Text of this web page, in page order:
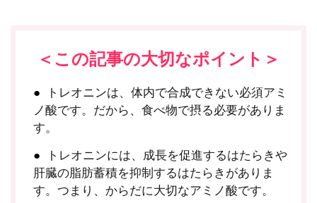
＜この記事の大切なポイント＞
トレオニンは、体内で合成できない必須アミ
ノ酸です。だから、食べ物で摂る必要がありま
す。
トレオニンには、成長を促進するはたらきや
肝臓の脂肪蓄積を抑制するはたらきがありま
す。つまり、からだに大切なアミノ酸です。